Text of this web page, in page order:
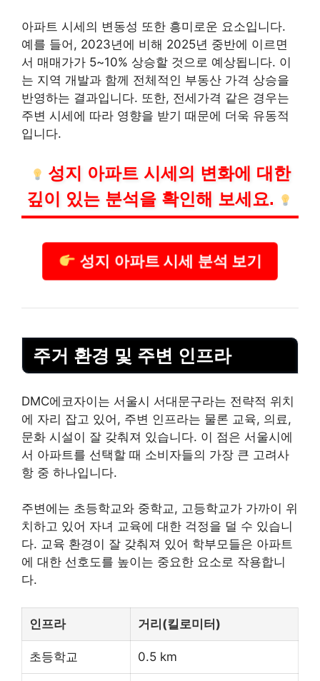
아파트 시세의 변동성 또한 흥미로운 요소입니다.
예를 들어, 2023년에 비해 2025년 중반에 이르면
서 매매가가 5~10% 상승할 것으로 예상됩니다. 이
는 지역 개발과 함께 전체적인 부동산 가격 상승을
반영하는 결과입니다. 또한, 전세가격 같은 경우는
주변 시세에 따라 영향을 받기 때문에 더욱 유동적
입니다.
성지 아파트 시세의 변화에 대한
깊이 있는 분석을 확인해 보세요.
성지 아파트 시세 분석 보기
주거 환경 및 주변 인프라
DMC에코자이는 서울시 서대문구라는 전략적 위치
에 자리 잡고 있어, 주변 인프라는 물론 교육, 의료,
문화 시설이 잘 갖춰져 있습니다. 이 점은 서울시에
서 아파트를 선택할 때 소비자들의 가장 큰 고려사
항 중 하나입니다.
주변에는 초등학교와 중학교, 고등학교가 가까이 위
치하고 있어 자녀 교육에 대한 걱정을 덜 수 있습니
다. 교육 환경이 잘 갖춰져 있어 학부모들은 아파트
에 대한 선호도를 높이는 중요한 요소로 작용합니
다.
인프라 거리(킬로미터)
초등학교 0.5 km